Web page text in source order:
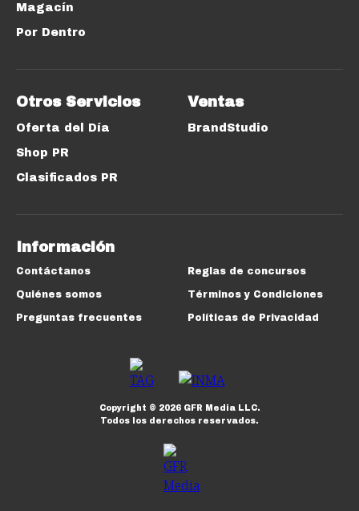
Magacín
Por Dentro
Otros Servicios
Oferta del Día
Shop PR
Clasificados PR
Ventas
BrandStudio
Información
Contáctanos
Quiénes somos
Preguntas frecuentes
Reglas de concursos
Términos y Condiciones
Políticas de Privacidad
Copyright © 2026GFR Media LLC.
Todos los derechos reservados.